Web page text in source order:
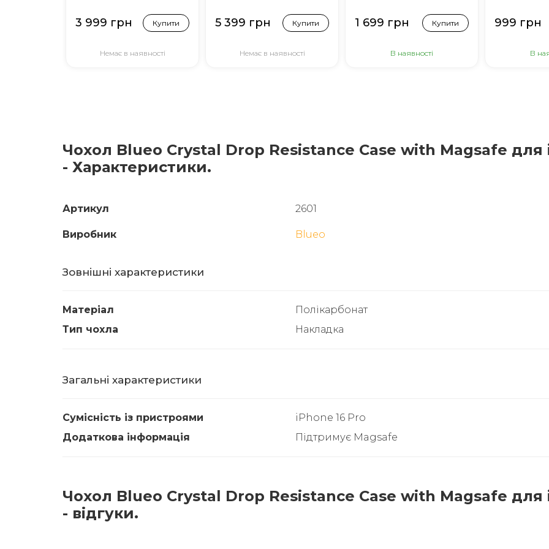
3 999 грн Купити
Немає в наявності
5 399 грн Купити
Немає в наявності
1 699 грн Купити
В наявності
999 грн
В
Чохол Blueo Crystal Drop Resistance Case with Magsafe
- Характеристики.
Артикул 2601
Виробник Blueo
Зовнішні характеристики
Матеріал
Полікарбонат
Тип чохла
Накладка
Загальні характеристики
Сумісність із пристроями
iPhone 16 Pro
Додаткова інформація
Підтримує Magsafe
Чохол Blueo Crystal Drop Resistance Case with Magsafe
- відгуки.